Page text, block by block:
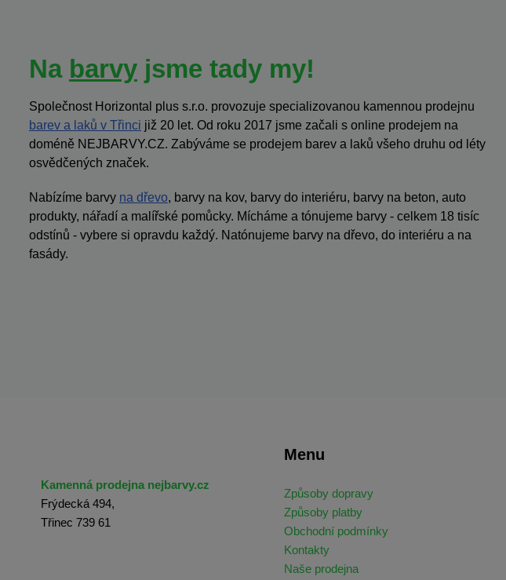
Na barvy jsme tady my!
Společnost Horizontal plus s.r.o. provozuje specializovanou kamennou prodejnu
barev a laků v Třinci již 20 let. Od roku 2017 jsme začali s online prodejem na
doméně NEJBARVY.CZ. Zabýváme se prodejem barev a laků všeho druhu od léty
osvědčených značek.
Nabízíme barvy na dřevo, barvy na kov, barvy do interiéru, barvy na beton, auto
produkty, nářadí a malířské pomůcky. Mícháme a tónujeme barvy - celkem 18 tisíc
odstínů - vybere si opravdu každý. Natónujeme barvy na dřevo, do interiéru a na
fasády.
Kamenná prodejna nejbarvy.cz
Frýdecká 494,
Třinec 739 61
Menu
Způsoby dopravy
Způsoby platby
Obchodní podmínky
Kontakty
Naše prodejna